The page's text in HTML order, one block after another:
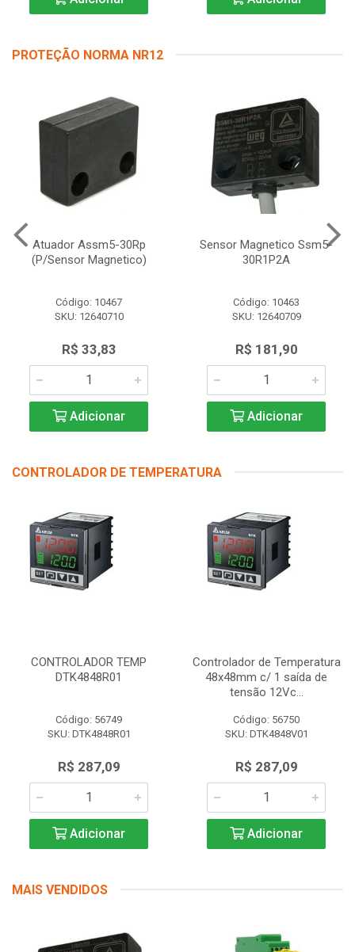
PROTEÇÃO NORMA NR12
Atuador Assm5-30Rp
(P/Sensor Magnetico)
Código: 10467
SKU: 12640710
R$ 33,83
Adicionar
Sensor Magnetico Ssm5-
30R1P2A
Código: 10463
SKU: 12640709
R$ 181,90
Adicionar
CONTROLADOR DE TEMPERATURA
CONTROLADOR TEMP
DTK4848R01
Código: 56749
SKU: DTK4848R01
R$ 287,09
Adicionar
Controlador de Temperatura
48x48mm c/ 1 saída de
tensão 12Vc...
Código: 56750
SKU: DTK4848V01
R$ 287,09
Adicionar
MAIS VENDIDOS